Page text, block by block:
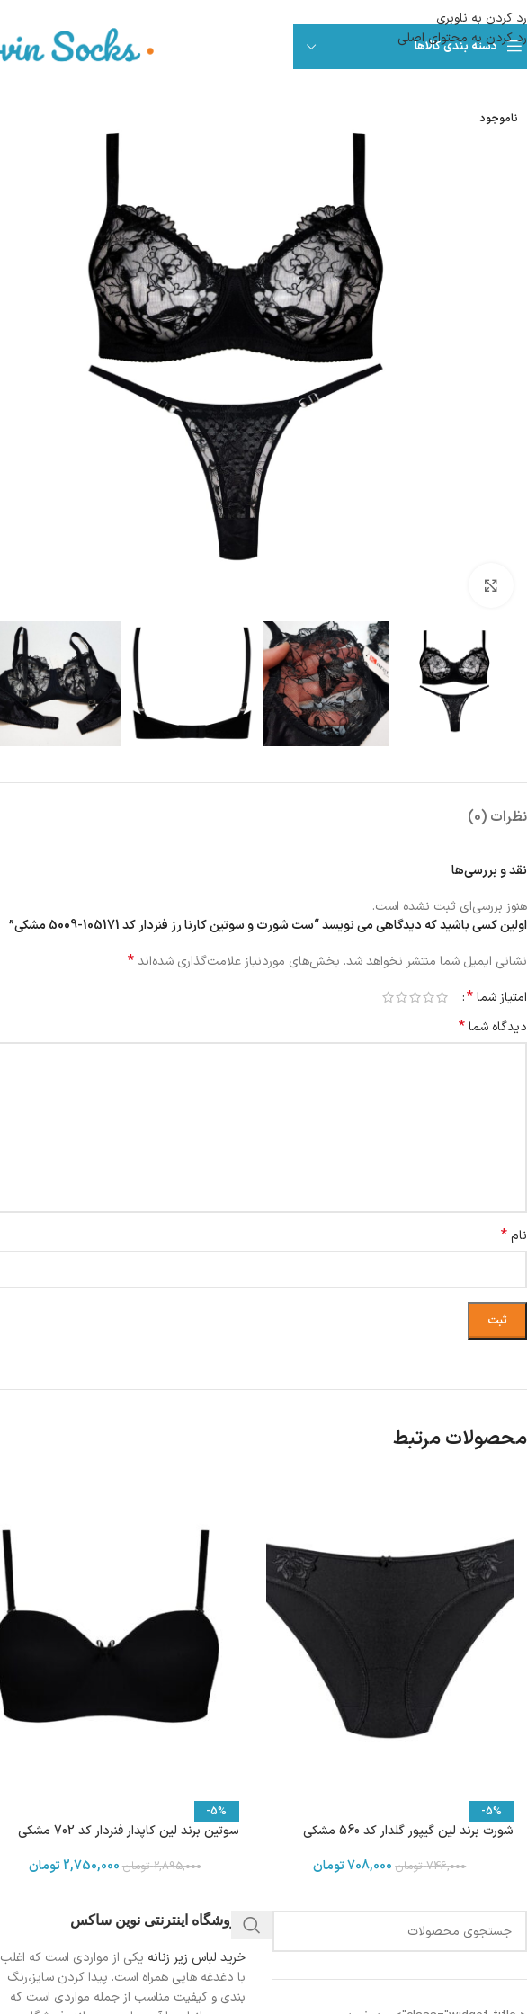
رد کردن به ناوبری
رد کردن به محتوای اصلی
دسته بندی کالاها
ناموجود
نظرات (0)
نقد و بررسی‌ها
هنوز بررسی‌ای ثبت نشده است.
اولین کسی باشید که دیدگاهی می نویسد “ست شورت و سوتین کارنا رز فنردار کد 105171-5009 مشکی”
نشانی ایمیل شما منتشر نخواهد شد. بخش‌های موردنیاز علامت‌گذاری شده‌اند*
امتیاز شما*
دیدگاه شما*
نام*
محصولات مرتبط
-5%
شورت برند لین گیپور گلدار کد 560 مشکی
746,000 تومان 708,000تومان
-5%
سوتین برند لین کاپدار فنردار کد 702 مشکی
2,895,000 تومان 2,750,000 تومان
فروشگاه اینترنتی نوین ساکس
خرید لباس زیر زنانه یکی از مواردی است که اغلب
با دغدغه هایی همراه است. پیدا کردن سایز،رنگ
بندی و کیفیت مناسب از جمله مواردی است که